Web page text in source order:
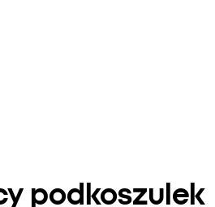
podkoszulek